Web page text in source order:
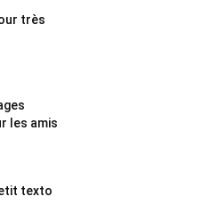
très
les amis
texto